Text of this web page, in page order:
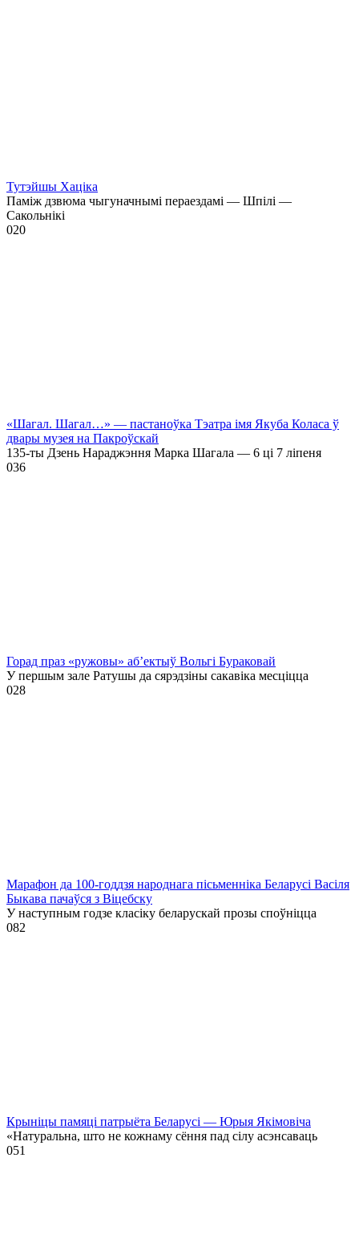
Тутэйшы Хаціка
Паміж дзвюма чыгуначнымі пераездамі — Шпілі —
Сакольнікі
020
«Шагал. Шагал…» — пастаноўка Тэатра імя Якуба Коласа ў
двары музея на Пакроўскай
135-ты Дзень Нараджэння Марка Шагала — 6 ці 7 ліпеня
036
Горад праз «ружовы» аб’ектыў Вольгі Бураковай
У першым зале Ратушы да сярэдзіны сакавіка месціцца
028
Марафон да 100-годдзя народнага пісьменніка Беларусі Васіля
Быкава пачаўся з Віцебску
У наступным годзе класіку беларускай прозы споўніцца
082
Крыніцы памяці патрыёта Беларусі — Юрыя Якімовіча
«Натуральна, што не кожнаму сёння пад сілу асэнсаваць
051